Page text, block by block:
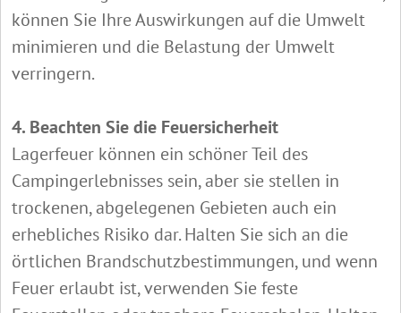
können Sie Ihre Auswirkungen auf die Umwelt
minimieren und die Belastung der Umwelt
verringern.
4. Beachten Sie die Feuersicherheit
Lagerfeuer können ein schöner Teil des
Campingerlebnisses sein, aber sie stellen in
trockenen, abgelegenen Gebieten auch ein
erhebliches Risiko dar. Halten Sie sich an die
örtlichen Brandschutzbestimmungen, und wenn
Feuer erlaubt ist, verwenden Sie feste